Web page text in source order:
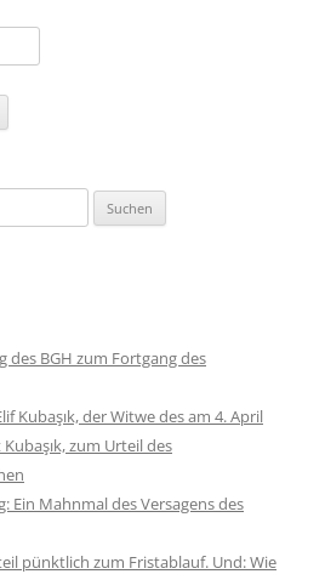
des BGH zum Fortgang des
Kubaşık, der Witwe des am 4. April
zum Urteil des
Ein Mahnmal des Versagens des
pünktlich zum Fristablauf. Und: Wie